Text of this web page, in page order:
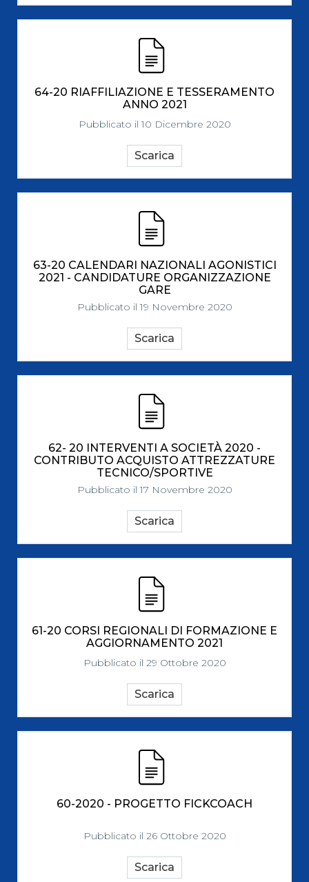
64-20 RIAFFILIAZIONE E TESSERAMENTO
ANNO 2021
Pubblicato il 10 Dicembre 2020
Scarica
63-20 CALENDARI NAZIONALI AGONISTICI
2021 - CANDIDATURE ORGANIZZAZIONE
GARE
Pubblicato il 19 Novembre 2020
Scarica
62- 20 INTERVENTI A SOCIETÀ 2020 -
CONTRIBUTO ACQUISTO ATTREZZATURE
TECNICO/SPORTIVE
Pubblicato il 17 Novembre 2020
Scarica
61-20 CORSI REGIONALI DI FORMAZIONE E
AGGIORNAMENTO 2021
Pubblicato il 29 Ottobre 2020
Scarica
60-2020 - PROGETTO FICKCOACH
Pubblicato il 26 Ottobre 2020
Scarica